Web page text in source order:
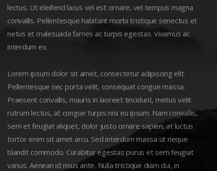
lectus. Ut eleifend lacus vel est ornare, vel tempus magna
convallis. Pellentesque habitant morbi tristique senectus et
netus et malesuada fames ac turpis egestas. Vivamus ac
interdum ex.
Lorem ipsum dolor sit amet, consectetur adipiscing elit.
Pellentesque nec porta velit, consequat congue massa.
Praesent convallis, mauris in laoreet tincidunt, metus velit
rutrum lectus, at congue turpis nisi eu ipsum. Nam convallis,
sem et feugiat aliquet, dolor justo ornare sapien, at luctus
tortor enim sit amet arcu. Sed interdum massa ut neque
blandit commodo. Curabitur egestas purus et sem feugiat
varius. Aenean id risus ante. Nulla tristique diam dui, in